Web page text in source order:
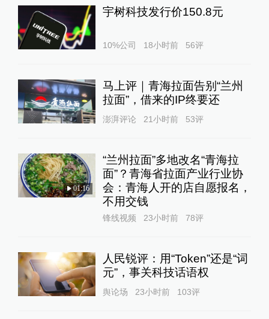
宇树科技发行价150.8元
10%公司 18小时前 56评
马上评｜青海拉面告别“兰州
拉面”，借来的IP终要还
澎湃评论 21小时前 53评
01:16
“兰州拉面”多地改名“青海拉
面”？青海省拉面产业行业协
会：青海人开的店自愿报名，
不用交钱
锋线视频 23小时前 78评
人民锐评：用“Token”还是“词
元”，事关科技话语权
舆论场 23小时前 103评